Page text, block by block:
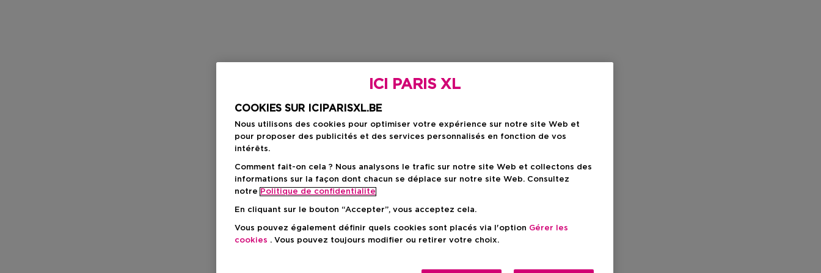
ICI PARIS XL
COOKIES SUR ICIPARISXL.BE
Nous utilisons des cookies pour optimiser votre expérience sur notre site Web et
pour proposer des publicités et des services personnalisés en fonction de vos
intérêts.
Comment fait-on cela ? Nous analysons le trafic sur notre site Web et collectons des
informations sur la façon dont chacun se déplace sur notre site Web. Consultez
notre Politique de confidentialite
En cliquant sur le bouton “Accepter”, vous acceptez cela.
Vous pouvez également définir quels cookies sont placés via l'option Gérer les
cookies . Vous pouvez toujours modifier ou retirer votre choix.